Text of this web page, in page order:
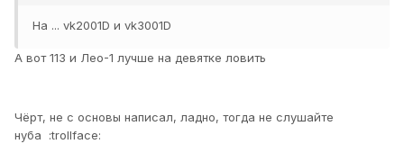
На ... vk2001D и vk3001D
А вот 113 и Лео-1 лучше на девятке ловить
Чёрт, не с основы написал, ладно, тогда не слушайте
нуба :trollface: